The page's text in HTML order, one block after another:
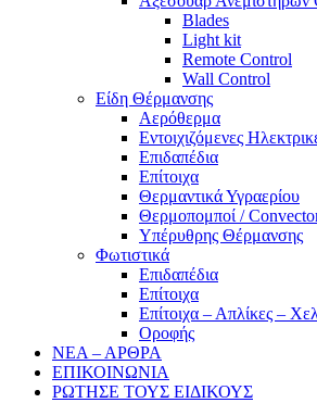
Blades
Light kit
Remote Control
Wall Control
Είδη Θέρμανσης
Αερόθερμα
Εντοιχιζόμενες
Επιδαπέδια
Επίτοιχα
Θερμαντικά Υγραερίου
Θερμοπομποί /
Υπέρυθρης Θέρμανσης
Φωτιστικά
Επιδαπέδια
Επίτοιχα
Επίτοιχα – Απλίκες –
Οροφής
ΝΕΑ – ΑΡΘΡΑ
ΕΠΙΚΟΙΝΩΝΙΑ
ΡΩΤΗΣΕ ΤΟΥΣ ΕΙΔΙΚΟΥΣ